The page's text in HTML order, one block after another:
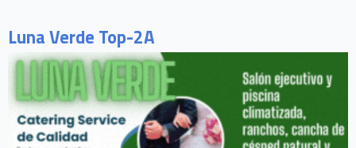
Luna Verde Top-2A